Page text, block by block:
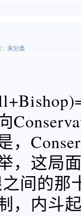
未分类
，
，这局
间的那
，内斗